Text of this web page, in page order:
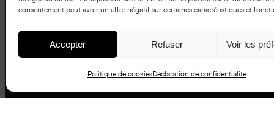
consentement peut avoir un effet négatif sur certaines caractéristiques et
Accepter Refuser Voir les
Politique de cookiesDéclaration de confidentialité